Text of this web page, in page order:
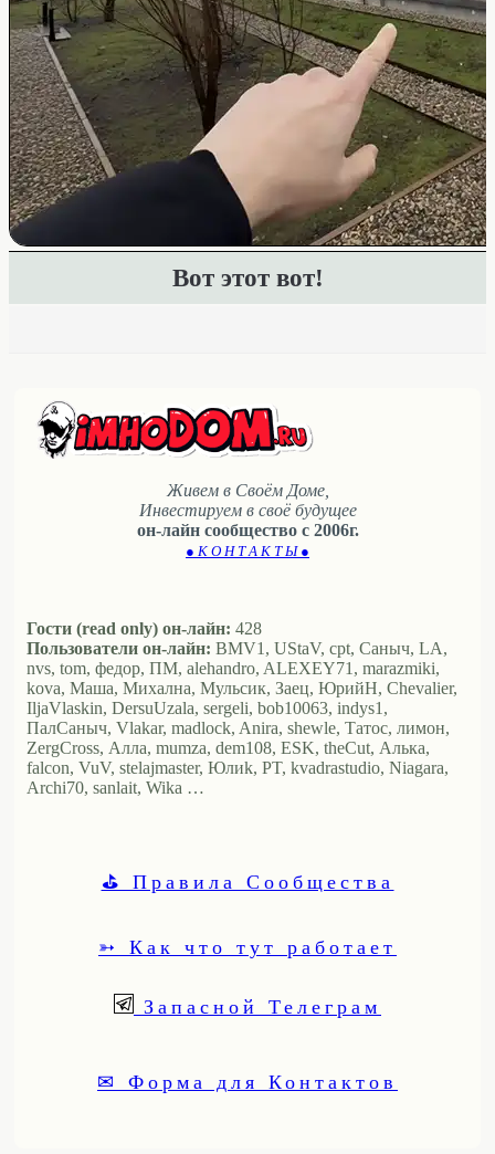
Вот этот вот!
Живем в Своём Доме,
Инвестируем в своё будущее
он-лайн сообщество с 2006г.
● К О Н Т А К Т Ы ●
Гости (read only) он-лайн: 428
Пользователи он-лайн: BMV1, UStaV, cpt, Саныч, LA,
nvs, tom, федор, ПМ, alehandro, ALEXEY71, marazmiki,
kova, Маша, Михална, Мульсик, Заец, ЮрийН, Chevalier,
IljaVlaskin, DersuUzala, sergeli, bob10063, indys1,
ПалСаныч, Vlakar, madlock, Anira, shewle, Татос, лимон,
ZergCross, Алла, mumza, dem108, ESK, theCut, Алька,
falcon, VuV, stelajmaster, Юлиk, PT, kvadrastudio, Niagara,
Archi70, sanlait, Wika …
⛳ Правила Сообщества
➳ Как что тут работает
Запасной Телеграм
✉ Форма для Контактов